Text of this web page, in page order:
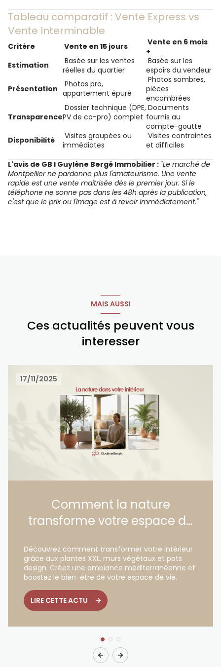
Tableau comparatif : Vente Express vs
Vente Interminable
Critère Vente en 15 jours
Vente en 6 mois
+
Estimation
Basée sur les ventes
réelles du quartier
Basée sur les
espoirs du vendeur
Présentation
Photos pro,
appartement épuré
Photos sombres,
pièces
encombrées
Transparence
Dossier technique (DPE,
PV de co-pro) complet
Documents
fournis au
compte-goutte
Disponibilité
Visites groupées ou
immédiates
Visites contraintes
et difficiles
L'avis de GB I Guylène Bergé Immobilier : "Le marché de
Montpellier ne pardonne plus l'amateurisme. Une vente
rapide est une vente maîtrisée dès le premier jour. Si le
téléphone ne sonne pas dans les 48h après la publication,
c'est que le prix ou l'image est à revoir immédiatement."
MAIS AUSSI
Ces actualités peuvent vous
interesser
17/11/2025
Comment la nature
transforme votre espace de
Découvrez comment transformer votre intérieur
grâce aux plantes XXL, murs végétaux et pots
design. Créez une ambiance méditerranéenne et
boostez le bien-être de votre espace de vie.
LIRE CETTE ACTU